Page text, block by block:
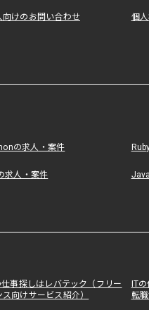
向けのお問い合わせ 個
の求人・案件
求人・案件
仕事探しはレバテック（フリー
ス向けサービス紹介）
IT
転